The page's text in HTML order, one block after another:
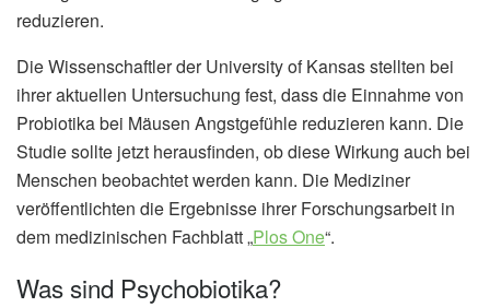
reduzieren.
Die Wissenschaftler der University of Kansas stellten bei
ihrer aktuellen Untersuchung fest, dass die Einnahme von
Probiotika bei Mäusen Angstgefühle reduzieren kann. Die
Studie sollte jetzt herausfinden, ob diese Wirkung auch bei
Menschen beobachtet werden kann. Die Mediziner
veröffentlichten die Ergebnisse ihrer Forschungsarbeit in
dem medizinischen Fachblatt „Plos One“.
Was sind Psychobiotika?